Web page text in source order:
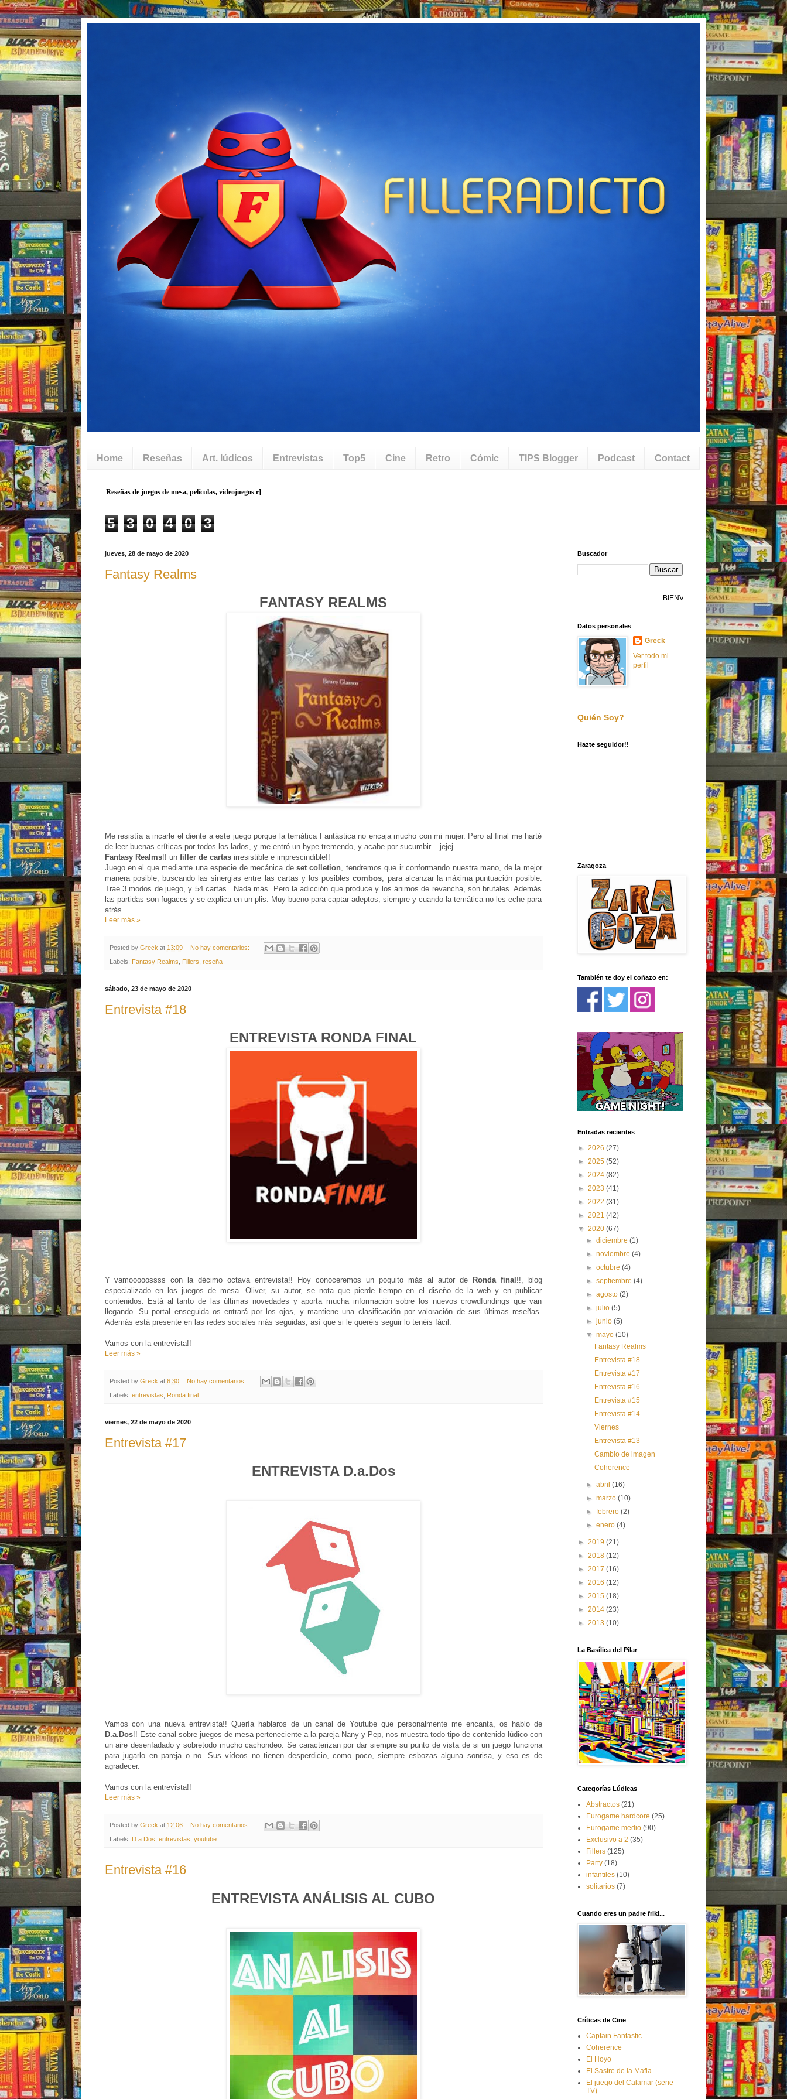
Home Reseñas Art. lúdicos Entrevistas Top5 Cine Retro Cómic TIPS Blogger Podcast Contact
5 3 0 4 0 3
jueves, 28 de mayo de 2020
Fantasy Realms
FANTASY REALMS
Me resistía a incarle el diente a este juego porque la temática Fantástica no encaja mucho con mi mujer. Pero al final me harté
de leer buenas críticas por todos los lados, y me entró un hype tremendo, y acabe por sucumbir... jejej.
Fantasy Realms!! un filler de cartasirresistible e imprescindible!!
Juego en el que mediante una especie de mecánica de set colletion , tendremos que ir conformando nuestra mano, de la mejor
manera posible, buscando las sinergias entre las cartas y los posiblescombos , para alcanzar la máxima puntuación posible.
Trae 3 modos de juego, y 54 cartas...Nada más. Pero la adicción que produce y los ánimos de revancha, son brutales. Además
las partidas son fugaces y se explica en un plis. Muy bueno para captar adeptos, siempre y cuando la temática no les eche para
atrás.
Leer más »
Posted by Greck at 13:09 No hay comentarios:
Labels: Fantasy Realms Fillers reseña
sábado, 23 de mayo de 2020
Entrevista #18
ENTREVISTA RONDA FINAL
Y vamooooossss con la décimo octava entrevista!! Hoy conoceremos un poquito más al autor de Ronda final !!, blog
especializado en los juegos de mesa. Oliver, su autor, se nota que pierde tiempo en el diseño de la web y en publicar
contenidos. Está al tanto de las últimas novedades y aporta mucha información sobre los nuevos crowdfundings que van
llegando. Su portal enseguida os entrará por los ojos, y mantiene una clasificación por valoración de sus últimas reseñas.
Además está presente en las redes sociales más seguidas, así que si le queréis seguir lo tenéis fácil.
Vamos con la entrevista!!
Leer más »
Posted by Greck at 6:30 No hay comentarios:
Labels: entrevistas Ronda final
viernes, 22 de mayo de 2020
Entrevista #17
ENTREVISTA D.a.Dos
Vamos con una nueva entrevista!! Quería hablaros de un canal de Youtube que personalmente me encanta, os hablo de
D.a.Dos!! Este canal sobre juegos de mesa perteneciente a la pareja Nany y Pep, nos muestra todo tipo de contenido lúdico con
un aire desenfadado y sobretodo mucho cachondeo. Se caracterizan por dar siempre su punto de vista de si un juego funciona
para jugarlo en pareja o no. Sus vídeos no tienen desperdicio, como poco, siempre esbozas alguna sonrisa, y eso es de
agradecer.
Vamos con la entrevista!!
Leer más »
Posted by Greck at 12:06 No hay comentarios:
Labels: D.a.Dos, entrevistas, youtube
Entrevista #16
ENTREVISTA ANÁLISIS AL CUBO
Buscador
BIENVENIDO A FILLERADICTO
Datos personales
Greck
Ver todo mi
perfil
Quién Soy?
Hazte seguidor!!
Zaragoza
También te doy el coñazo en:
Entradas recientes
► 2026 (27)
► 2025 (52)
► 2024 (82)
► 2023 (41)
► 2022 (31)
► 2021 (42)
▼ 2020 (67)
► diciembre (1)
► noviembre (4)
► octubre (4)
► septiembre (4)
► agosto (2)
► julio (5)
► junio (5)
▼ mayo (10)
Fantasy Realms
Entrevista #18
Entrevista #17
Entrevista #16
Entrevista #15
Entrevista #14
Viernes
Entrevista #13
Cambio de imagen
Coherence
► abril (16)
► marzo (10)
► febrero (2)
► enero (4)
► 2019 (21)
► 2018 (12)
► 2017 (16)
► 2016 (12)
► 2015 (18)
► 2014 (23)
► 2013 (10)
La Basílica del Pilar
Categorías Lúdicas
Abstractos (21)
Eurogame hardcore (25)
Eurogame medio (90)
Exclusivo a 2 (35)
Fillers (125)
Party (18)
infantiles (10)
solitarios (7)
Cuando eres un padre friki...
Críticas de Cine
Captain Fantastic
Coherence
El Hoyo
El Sastre de la Mafia
El juego del Calamar (serie
TV)